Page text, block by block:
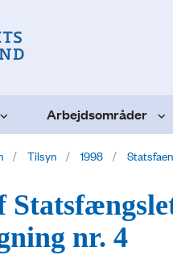
Arbejdsområder
Tilsyn 1998
nr. 4